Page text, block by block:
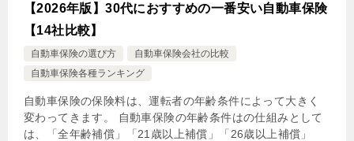
【2026年版】30代におすすめの一番安い自動車保険
【14社比較】
自動車保険の選び方
自動車保険会社の比較
自動車保険各種ランキング
自動車保険の保険料は、運転者の年齢条件によって大きく
変わってきます。 自動車保険の年齢条件はの仕組みとして
は、「全年齢補償」「21歳以上補償」「26歳以上補償」